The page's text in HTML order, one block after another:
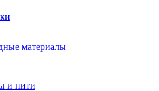
материалы
и нити